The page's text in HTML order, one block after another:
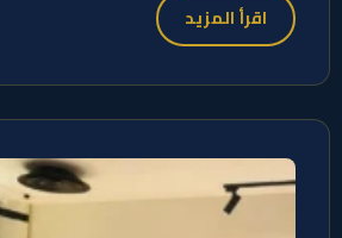
اقرأ المزيد